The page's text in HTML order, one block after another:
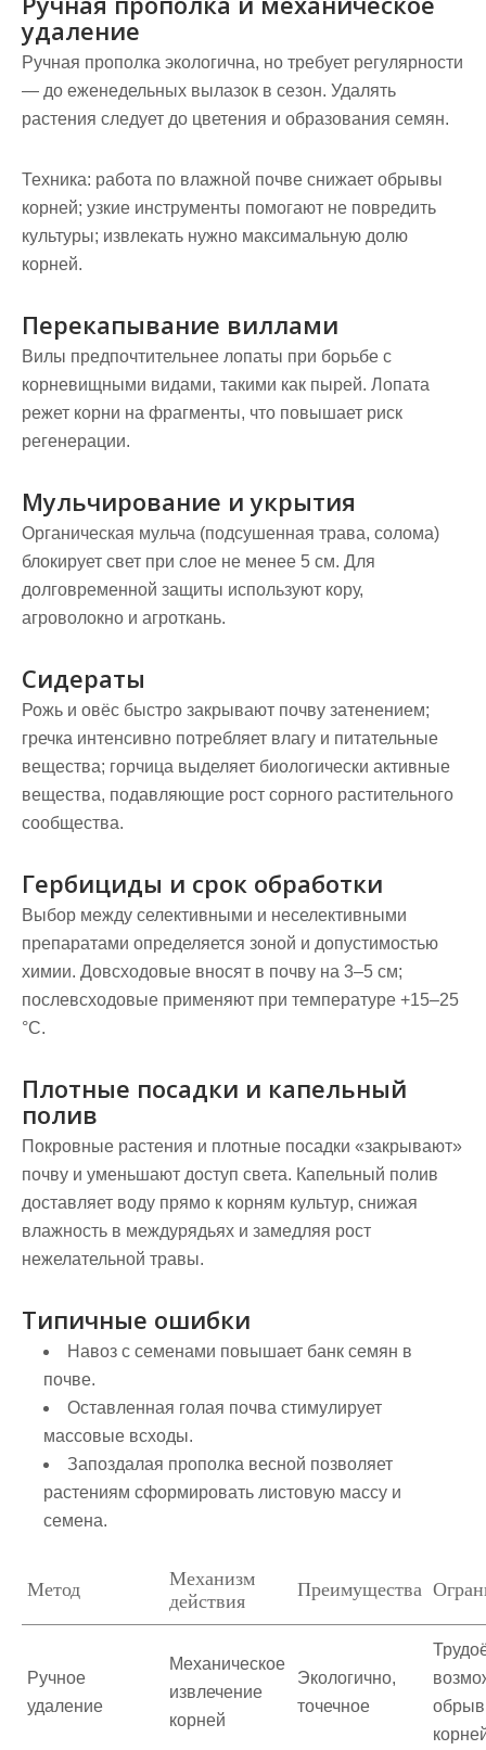
удаление
Ручная прополка экологична, но требует регулярности
— до еженедельных вылазок в сезон. Удалять
растения следует до цветения и образования семян.
Техника: работа по влажной почве снижает обрывы
корней; узкие инструменты помогают не повредить
культуры; извлекать нужно максимальную долю
корней.
Перекапывание виллами
Вилы предпочтительнее лопаты при борьбе с
корневищными видами, такими как пырей. Лопата
режет корни на фрагменты, что повышает риск
регенерации.
Мульчирование и укрытия
Органическая мульча (подсушенная трава, солома)
блокирует свет при слое не менее 5 см. Для
долговременной защиты используют кору,
агроволокно и агроткань.
Сидераты
Рожь и овёс быстро закрывают почву затенением;
гречка интенсивно потребляет влагу и питательные
вещества; горчица выделяет биологически активные
вещества, подавляющие рост сорного растительного
сообщества.
Гербициды и срок обработки
Выбор между селективными и неселективными
препаратами определяется зоной и допустимостью
химии. Довсходовые вносят в почву на 3–5 см;
послевсходовые применяют при температуре +15–25
°C.
Плотные посадки и капельный
полив
Покровные растения и плотные посадки «закрывают»
почву и уменьшают доступ света. Капельный полив
доставляет воду прямо к корням культур, снижая
влажность в междурядьях и замедляя рост
нежелательной травы.
Типичные ошибки
Навоз с семенами повышает банк семян в
почве.
Оставленная голая почва стимулирует
массовые всходы.
Запоздалая прополка весной позволяет
растениям сформировать листовую массу и
семена.
Метод
Механизм
действия
Преимущества
Ручное
удаление
Механическое
извлечение
корней
Экологично,
точечное